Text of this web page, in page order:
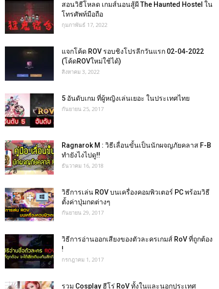
สอนวิธีโหลด เกมส์นอนสู้ผี The Haunted Hostel ใน
โทรศัพท์มือถือ
กุมภาพันธ์ 17, 2022
แจกโค้ด ROV รอบชิงโปรลีกวันแรก 02-04-2022
(โค้ดROVใหม่ใช้ได้)
สิงหาคม 3, 2022
5 อันดับเกม ที่ผู้หญิงเล่นเยอะ ในประเทศไทย
กันยายน 25, 2017
Ragnarok M : วิธีเลื่อนขั้นเป็นนักผจญภัยคลาส F-B
ทำยังไงไปดู!!
ธันวาคม 16, 2018
วิธีการเล่น ROV บนเครื่องคอมพิวเตอร์ PC พร้อมวิธี
ตั้งค่าปุ่มกดต่างๆ
กันยายน 29, 2017
วิธีการอ่านออกเสียงของตัวละครเกมส์ RoV ที่ถูกต้อง
!
กรกฎาคม 1, 2017
รวม Cosplay ฮีโร่ RoV ทั้งในและนอกประเทศ